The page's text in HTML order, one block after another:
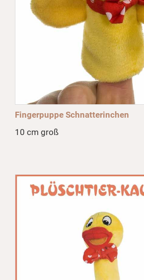
Fingerpuppe Schnatterinchen
10 cm groß